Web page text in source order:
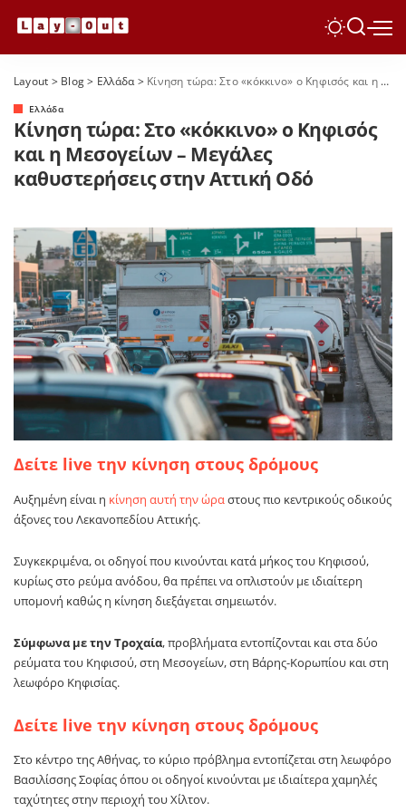
Layout > Blog> Ελλάδα> Κίνηση τώρα: Στο «κόκκινο» ο Κηφισός και η Μεσογείων – Μεγάλες καθυστερήσεις στην Αττική Οδό
Ελλάδα
Κίνηση τώρα: Στο «κόκκινο» ο Κηφισός
και η Μεσογείων – Μεγάλες
καθυστερήσεις στην Αττική Οδό
Δείτε live την κίνηση στους δρόμους
Αυξημένη είναι η κίνηση αυτή την ώρα στους πιο κεντρικούς οδικούς
άξονες του Λεκανοπεδίου Αττικής.
Συγκεκριμένα, οι οδηγοί που κινούνται κατά μήκος του Κηφισού,
κυρίως στο ρεύμα ανόδου, θα πρέπει να οπλιστούν με ιδιαίτερη
υπομονή καθώς η κίνηση διεξάγεται σημειωτόν.
Σύμφωνα με την Τροχαία, προβλήματα εντοπίζονται και στα δύο
ρεύματα του Κηφισού, στη Μεσογείων, στη Βάρης-Κορωπίου και στη
λεωφόρο Κηφισίας.
Δείτε live την κίνηση στους δρόμους
Στο κέντρο της Αθήνας, το κύριο πρόβλημα εντοπίζεται στη λεωφόρο
Βασιλίσσης Σοφίας όπου οι οδηγοί κινούνται με ιδιαίτερα χαμηλές
ταχύτητες στην περιοχή του Χίλτον.